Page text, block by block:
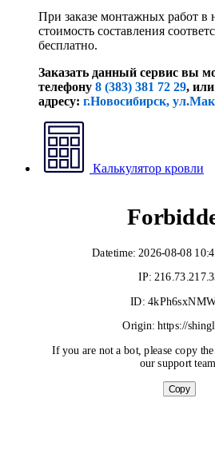
При заказе монтажных работ
стоимость составления
бесплатно.
Заказать данный сервис вы
телефону 8 (383) 381 72 29, или
адресу: г.Новосибирск,
Калькулятор кровли